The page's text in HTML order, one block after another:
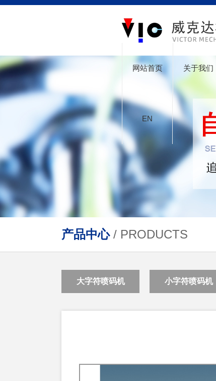
网站首页 关于我们
EN
产品中心/ PRODUCTS
大字符喷码机 小字符喷码机